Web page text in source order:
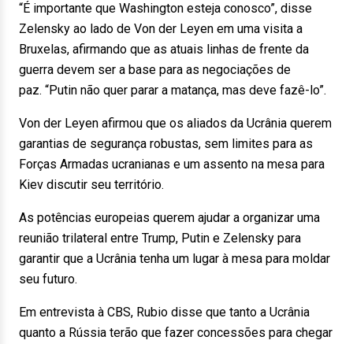
“É importante que Washington esteja conosco”, disse
Zelensky ao lado de Von der Leyen em uma visita a
Bruxelas, afirmando que as atuais linhas de frente da
guerra devem ser a base para as negociações de
paz. “Putin não quer parar a matança, mas deve fazê-lo”.
Von der Leyen afirmou que os aliados da Ucrânia querem
garantias de segurança robustas, sem limites para as
Forças Armadas ucranianas e um assento na mesa para
Kiev discutir seu território.
As potências europeias querem ajudar a organizar uma
reunião trilateral entre Trump, Putin e Zelensky para
garantir que a Ucrânia tenha um lugar à mesa para moldar
seu futuro.
Em entrevista à CBS, Rubio disse que tanto a Ucrânia
quanto a Rússia terão que fazer concessões para chegar